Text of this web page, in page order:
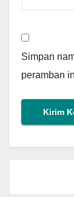
Simpan
peramban